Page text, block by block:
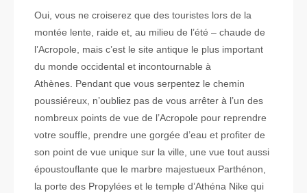
Oui, vous ne croiserez que des touristes lors de la
montée lente, raide et, au milieu de l’été – chaude de
l’Acropole, mais c’est le site antique le plus important
du monde occidental et incontournable à
Athènes. Pendant que vous serpentez le chemin
poussiéreux, n’oubliez pas de vous arrêter à l’un des
nombreux points de vue de l’Acropole pour reprendre
votre souffle, prendre une gorgée d’eau et profiter de
son point de vue unique sur la ville, une vue tout aussi
époustouflante que le marbre majestueux Parthénon,
la porte des Propylées et le temple d’Athéna Nike qui